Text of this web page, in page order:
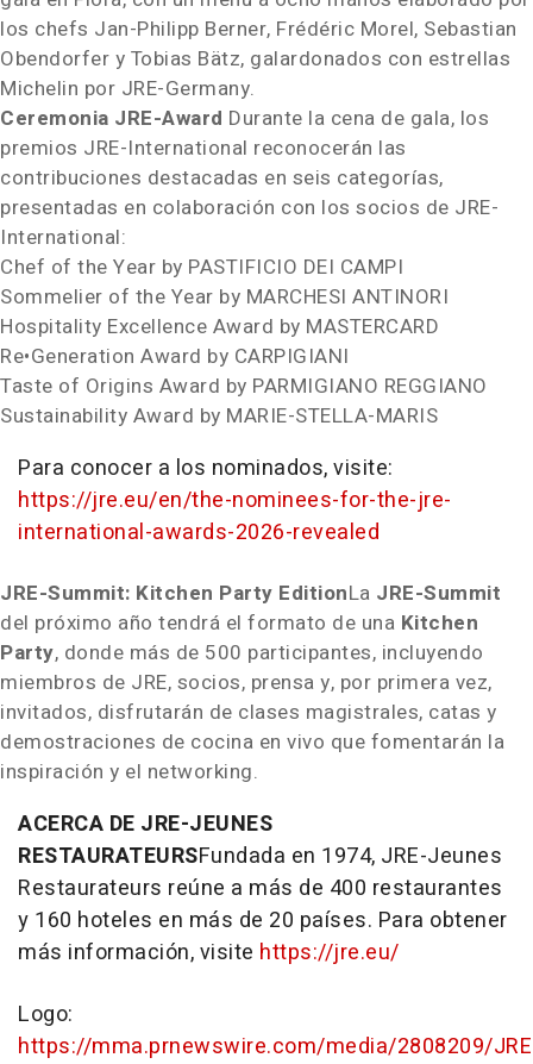
los chefs Jan-Philipp Berner, Frédéric Morel, Sebastian
Obendorfer y Tobias Bätz, galardonados con estrellas
Michelin por JRE-Germany.
Ceremonia JRE-Award Durante la cena de gala, los
premios JRE-International reconocerán las
contribuciones destacadas en seis categorías,
presentadas en colaboración con los socios de JRE-
International:
Chef of the Year by PASTIFICIO DEI CAMPI
Sommelier of the Year by MARCHESI ANTINORI
Hospitality Excellence Award by MASTERCARD
Re•Generation Award by CARPIGIANI
Taste of Origins Award by PARMIGIANO REGGIANO
Sustainability Award by MARIE-STELLA-MARIS
Para conocer a los nominados, visite:
https://jre.eu/en/the-nominees-for-the-jre-
international-awards-2026-revealed
JRE-Summit: Kitchen Party EditionLa JRE-Summit
del próximo año tendrá el formato de una Kitchen
Party, donde más de 500 participantes, incluyendo
miembros de JRE, socios, prensa y, por primera vez,
invitados, disfrutarán de clases magistrales, catas y
demostraciones de cocina en vivo que fomentarán la
inspiración y el networking.
ACERCA DE JRE-JEUNES
RESTAURATEURSFundada en 1974, JRE-Jeunes
Restaurateurs reúne a más de 400 restaurantes
y 160 hoteles en más de 20 países. Para obtener
más información, visite https://jre.eu/
Logo:
https://mma.prnewswire.com/media/2808209/